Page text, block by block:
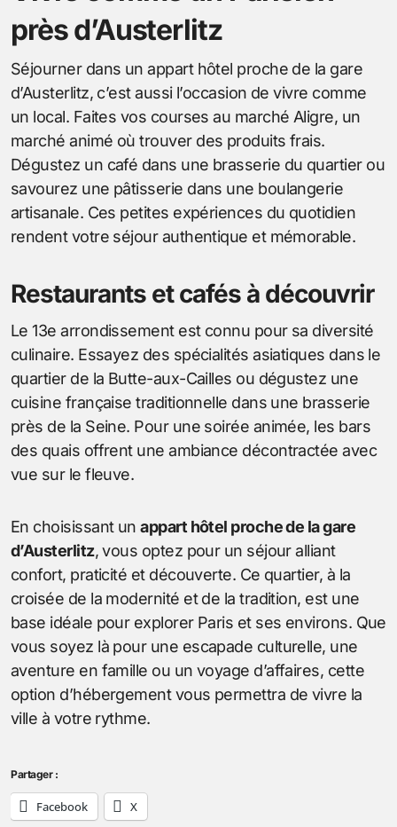
près d’Austerlitz
Séjourner dans un appart hôtel proche de la gare
d’Austerlitz, c’est aussi l’occasion de vivre comme
un local. Faites vos courses au marché Aligre, un
marché animé où trouver des produits frais.
Dégustez un café dans une brasserie du quartier ou
savourez une pâtisserie dans une boulangerie
artisanale. Ces petites expériences du quotidien
rendent votre séjour authentique et mémorable.
Restaurants et cafés à découvrir
Le 13e arrondissement est connu pour sa diversité
culinaire. Essayez des spécialités asiatiques dans le
quartier de la Butte-aux-Cailles ou dégustez une
cuisine française traditionnelle dans une brasserie
près de la Seine. Pour une soirée animée, les bars
des quais offrent une ambiance décontractée avec
vue sur le fleuve.
En choisissant unappart hôtel proche de la gare
d’Austerlitz, vous optez pour un séjour alliant
confort, praticité et découverte. Ce quartier, à la
croisée de la modernité et de la tradition, est une
base idéale pour explorer Paris et ses environs. Que
vous soyez là pour une escapade culturelle, une
aventure en famille ou un voyage d’affaires, cette
option d’hébergement vous permettra de vivre la
ville à votre rythme.
Partager :
Facebook X